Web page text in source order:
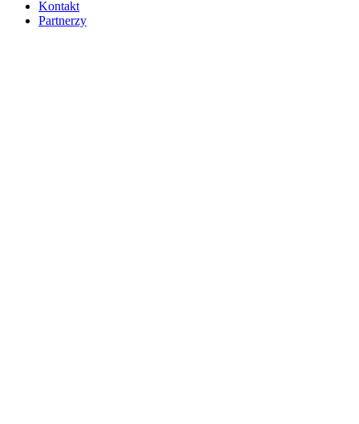
Kontakt
Partnerzy